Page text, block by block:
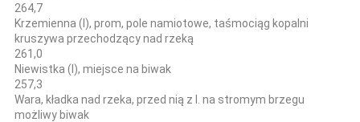
264,7
Krzemienna (l), prom, pole namiotowe, taśmociąg kopalni
kruszywa przechodzący nad rzeką
261,0
Niewistka (l), miejsce na biwak
257,3
Wara, kładka nad rzeka, przed nią z l. na stromym brzegu
możliwy biwak